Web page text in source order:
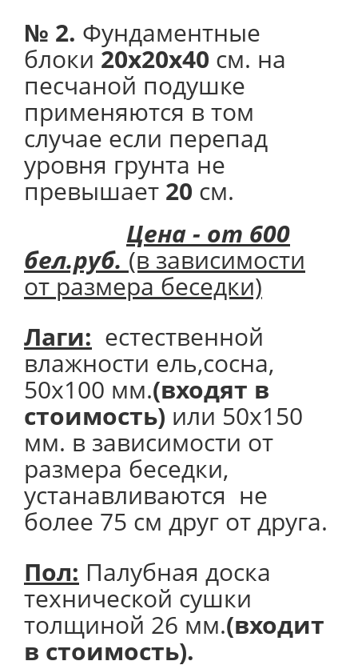
№ 2. Фундаментные
блоки 20х20х40 см. на
песчаной подушке
применяются в том
случае если перепад
уровня грунта не
превышает 20 см.
Цена - от 600
бел.руб. (в зависимости
от размера беседки)
Лаги: естественной
влажности ель,сосна,
50х100 мм.(входят в
стоимость) или 50х150
мм. в зависимости от
размера беседки,
устанавливаются не
более 75 см друг от друга.
Пол: Палубная доска
технической сушки
толщиной 26 мм.(входит
в стоимость).